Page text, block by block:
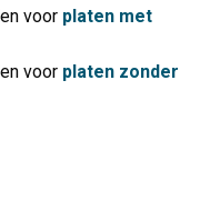
voor platen met
voor platen zonder